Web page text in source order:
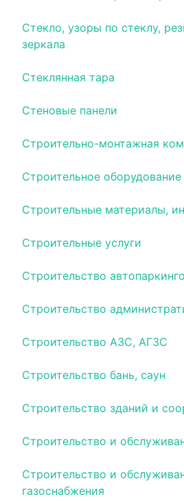
Стекло, узоры по стеклу,
зеркала
Стеклянная тара
Стеновые панели
Строительно-монтажная
Строительное оборудование
Строительные материалы,
Строительные услуги
Строительство
Строительство
Строительство АЗС, АГЗС
Строительство бань, саун
Строительство зданий и
Строительство и
Строительство и
газоснабжения